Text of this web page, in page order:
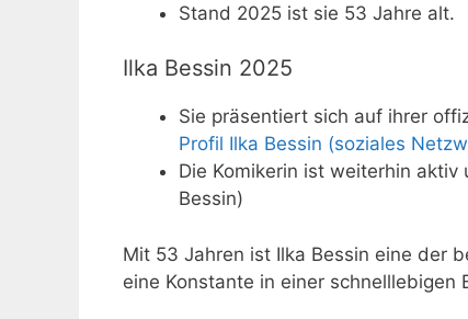
Stand 2025 ist sie 53 Jahre alt.
Ilka Bessin 2025
Sie präsentiert sich auf ihrer
Profil Ilka Bessin (soziales
Die Komikerin ist weiterhin
Bessin)
Mit 53 Jahren ist Ilka Bessin eine der
eine Konstante in einer schnelllebigen